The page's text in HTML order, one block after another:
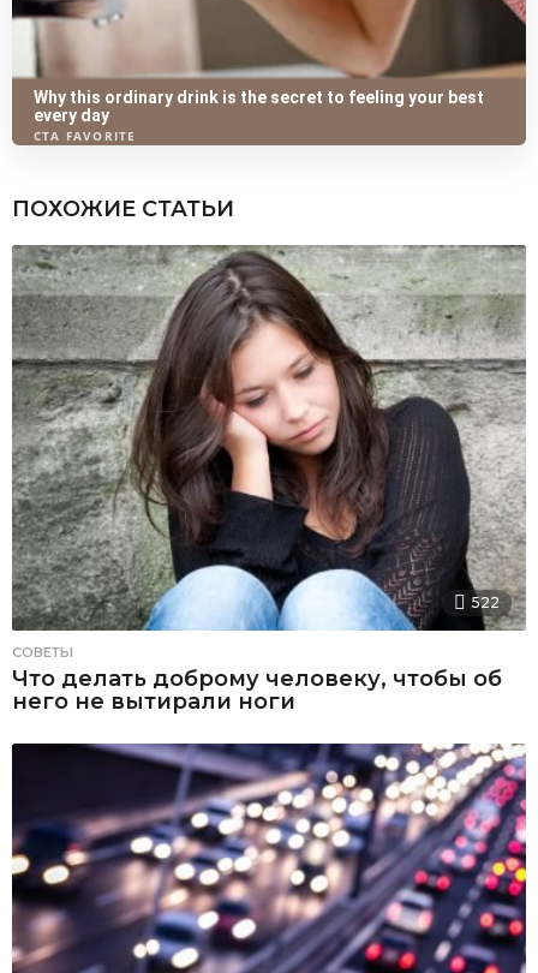
ПОХОЖИЕ СТАТЬИ
522
СОВЕТЫ
Что делать доброму человеку, чтобы об
него не вытирали ноги